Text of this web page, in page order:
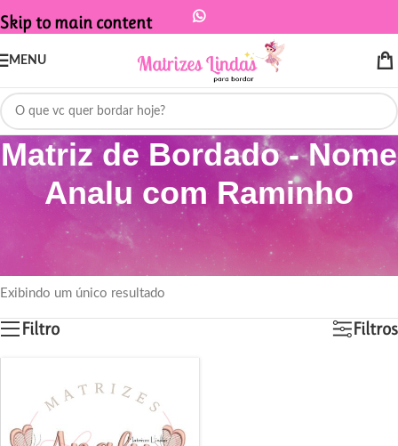
Skip to main content
MENU
Matriz de Bordado - Nome
Analu com Raminho
Início
Produtos marcados com a tag “Matriz de Bordado - Nome Analu
com Raminho”
Exibindo um único resultado
Filtro Filtros